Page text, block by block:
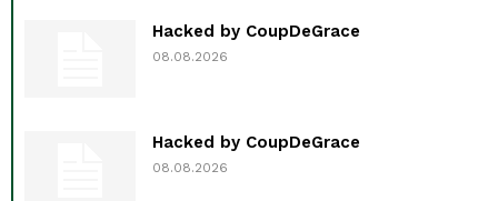
Hacked by CoupDeGrace
08.08.2026
Hacked by CoupDeGrace
08.08.2026